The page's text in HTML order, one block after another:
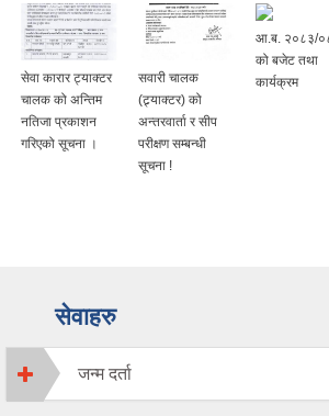
सेवा कारार ट्याक्टर
चालक को अन्तिम
नतिजा प्रकाशन
गरिएको सूचना ।
सवारी चालक
(ट्र्याक्टर) को
अन्तरवार्ता र सीप
परीक्षण सम्बन्धी
सूचना !
आ.ब. २०८३/
को बजेट तथा
कार्यक्रम
सेवाहरु
जन्म दर्ता